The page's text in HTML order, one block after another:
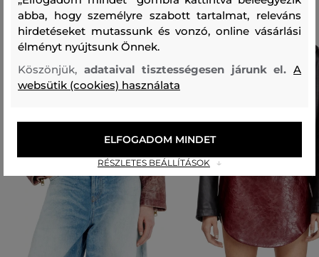
abba, hogy személyre szabott tartalmat, releváns
hirdetéseket mutassunk és vonzó, online vásárlási
élményt nyújtsunk Önnek.
Köszönjük, adataival tisztességesen járunk el.A
websütik (cookies) használata
RÉSZLETES BEÁLLÍTÁSOK
ELFOGADOM MINDET